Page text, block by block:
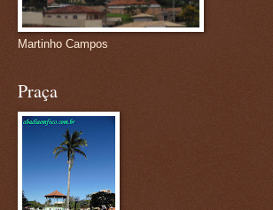
Martinho Campos
Praça